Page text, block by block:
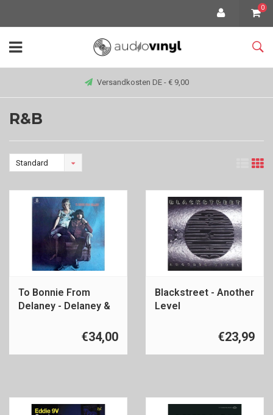
0
Versandkosten DE - € 9,00
R&B
Standard
To Bonnie From
Delaney - Delaney &
€34,00
Blackstreet - Another
Level
€23,99